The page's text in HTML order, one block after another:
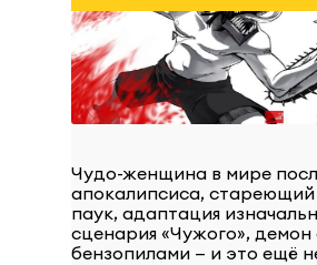
Чудо-женщина в мире
апокалипсиса, стареющий
паук, адаптация
сценария «Чужого», демон
бензопилами — и это ещё